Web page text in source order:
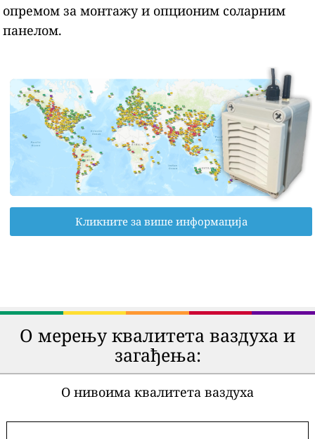
опремом за монтажу и опционим соларним
панелом.
Кликните за више информација
О мерењу квалитета ваздуха и
загађења:
О нивоима квалитета ваздуха